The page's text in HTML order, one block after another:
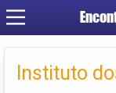
Instituto